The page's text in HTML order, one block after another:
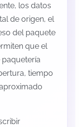
los datos
de origen, el
del paquete
que el
tiempo